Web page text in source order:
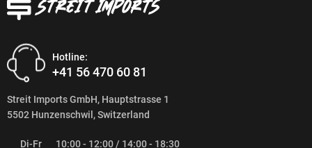
Hotline:
+41 56 470 60 81
Streit Imports GmbH, Hauptstrasse 1
5502 Hunzenschwil, Switzerland
Di-Fr 10:00 - 12:00 / 14:00 - 18:30